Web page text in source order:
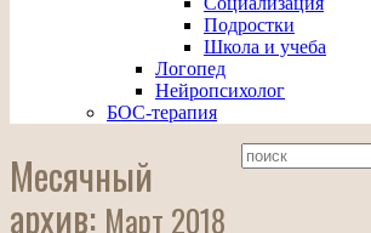
Подростки
Школа и учеба
Логопед
Нейропсихолог
БОС-терапия
Месячный
архив: Март 2018